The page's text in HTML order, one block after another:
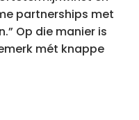
partnerships met
Op die manier is
mét knappe